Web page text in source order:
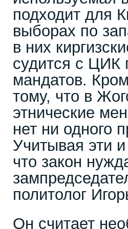
подходит для
выборах по
в них
судится с ЦИК
мандатов.
тому, что в
этнические
нет ни одного
Учитывая эти
что закон
политолог
Он считает